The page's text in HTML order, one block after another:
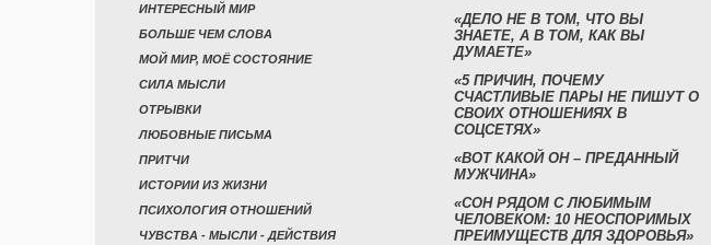
ИНТЕРЕСНЫЙ МИР
БОЛЬШЕ ЧЕМ СЛОВА
МОЙ МИР, МОЁ СОСТОЯНИЕ
СИЛА МЫСЛИ
ОТРЫВКИ
ЛЮБОВНЫЕ ПИСЬМА
ПРИТЧИ
ИСТОРИИ ИЗ ЖИЗНИ
ПСИХОЛОГИЯ ОТНОШЕНИЙ
ЧУВСТВА - МЫСЛИ - ДЕЙСТВИЯ
«ДЕЛО НЕ В ТОМ, ЧТО ВЫ
ЗНАЕТЕ, А В ТОМ, КАК ВЫ
ДУМАЕТЕ»
«5 ПРИЧИН, ПОЧЕМУ
СЧАСТЛИВЫЕ ПАРЫ НЕ ПИШУТ О
СВОИХ ОТНОШЕНИЯХ В
СОЦСЕТЯХ»
«ВОТ КАКОЙ ОН – ПРЕДАННЫЙ
МУЖЧИНА»
«СОН РЯДОМ С ЛЮБИМЫМ
ЧЕЛОВЕКОМ: 10 НЕОСПОРИМЫХ
ПРЕИМУЩЕСТВ ДЛЯ ЗДОРОВЬЯ»